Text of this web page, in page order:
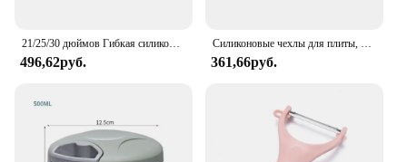
21/25/30 дюймов Гибкая силиконовая плита счетчик крышка зазора кухня масло щелевая наполнитель мат масло пыль вода уплотнение для стиральной печи кухня
496,62руб.
Силиконовые чехлы для плиты, термостойкий защитный наполнитель для плиты, герметичный зазор между духовкой, кухонным шкафом и плитой
361,66руб.